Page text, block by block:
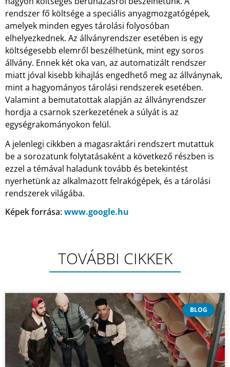
rendszer fő költsége a speciális anyagmozgatógépek,
amelyek minden egyes tárolási folyosóban
elhelyezkednek. Az állványrendszer esetében is egy
költségesebb elemről beszélhetünk, mint egy soros
állvány. Ennek két oka van, az automatizált rendszer
miatt jóval kisebb kihajlás engedhető meg az állványnak,
mint a hagyományos tárolási rendszerek esetében.
Valamint a bemutatottak alapján az állványrendszer
hordja a csarnok szerkezetének a súlyát is az
egységrakományokon felül.
A jelenlegi cikkben a magasraktári rendszert mutattuk
be a sorozatunk folytatásaként a következő részben is
ezzel a témával haladunk tovább és betekintést
nyerhetünk az alkalmazott felrakógépek, és a tárolási
rendszerek világába.
Képek forrása:www.google.hu
TOVÁBBI CIKKEK
BLOG